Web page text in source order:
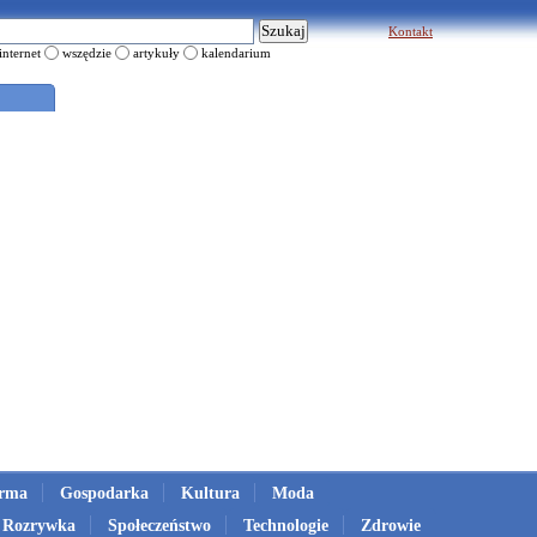
internet wszędzie artykuły kalendarium
Kontakt
Gospodarka Kultura
Moda
Rozrywka
Społeczeństwo Technologie Zdrowie